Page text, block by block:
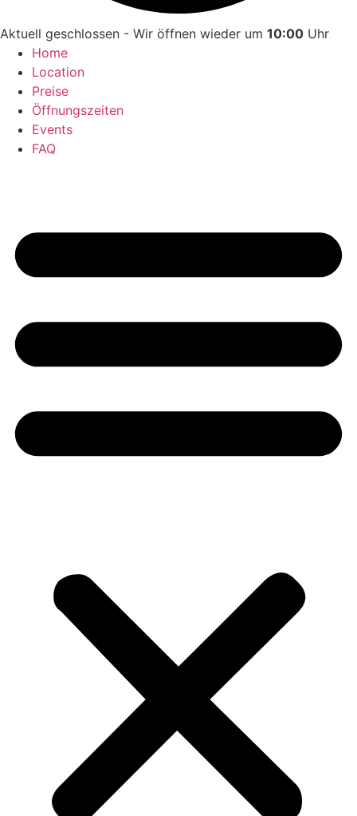
Aktuell geschlossen - Wir öffnen wieder um 10:00 Uhr
Home
Location
Preise
Öffnungszeiten
Events
FAQ